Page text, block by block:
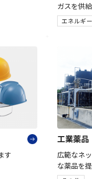
ガスを供給
エネルギ
す
工業薬品
広範なネ
な薬品を